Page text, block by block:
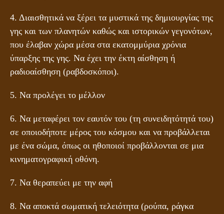
4. Διαισθητικά να ξέρει τα μυστικά της δημιουργίας της
γης και των πλανητών καθώς και ιστορικών γεγονότων,
που έλαβαν χώρα μέσα στα εκατομμύρια χρόνια
ύπαρξης της γης. Να έχει την έκτη αίσθηση ή
ραδιοαίσθηση (ραβδοσκόποι).
5. Να προλέγει το μέλλον
6. Να μεταφέρει τον εαυτόν του (τη συνειδητότητά του)
σε οποιοδήποτε μέρος του κόσμου και να προβάλλεται
με ένα σώμα, όπως οι ηθοποιοί προβάλλονται σε μια
κινηματογραφική οθόνη.
7. Να θεραπεύει με την αφή
8. Να αποκτά σωματική τελειότητα (ρούπα, ράγκα